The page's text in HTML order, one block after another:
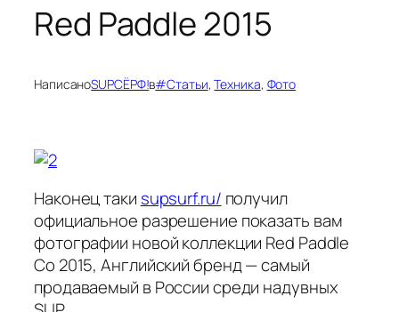
Red Paddle 2015
НаписаноSUPСЁРФ!в#Статьи, Техника, Фото
Наконец таки supsurf.ru/ получил
официальное разрешение показать вам
фотографии новой коллекции Red Paddle
Co 2015, Английский бренд — самый
продаваемый в России среди надувных